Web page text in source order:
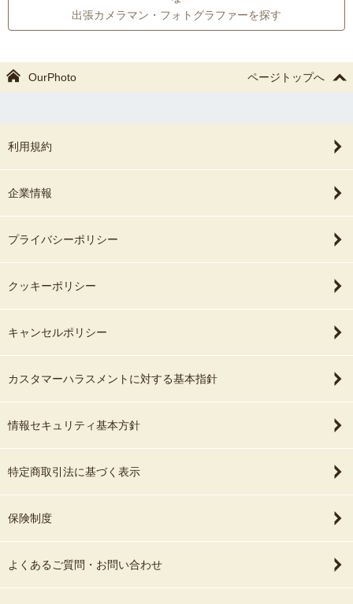
出張カメラマン・フォトグラファーを探す
OurPhoto ページトップへ
利用規約
企業情報
プライバシーポリシー
クッキーポリシー
キャンセルポリシー
カスタマーハラスメントに対する基本指針
情報セキュリティ基本方針
特定商取引法に基づく表示
保険制度
よくあるご質問・お問い合わせ